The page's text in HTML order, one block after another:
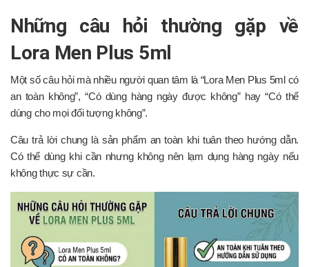
Những câu hỏi thường gặp về
Lora Men Plus 5ml
Một số câu hỏi mà nhiều người quan tâm là “Lora Men Plus 5ml có
an toàn không”, “Có dùng hàng ngày được không” hay “Có thể
dùng cho mọi đối tượng không”.
Câu trả lời chung là sản phẩm an toàn khi tuân theo hướng dẫn.
Có thể dùng khi cần nhưng không nên lạm dụng hàng ngày nếu
không thực sự cần.